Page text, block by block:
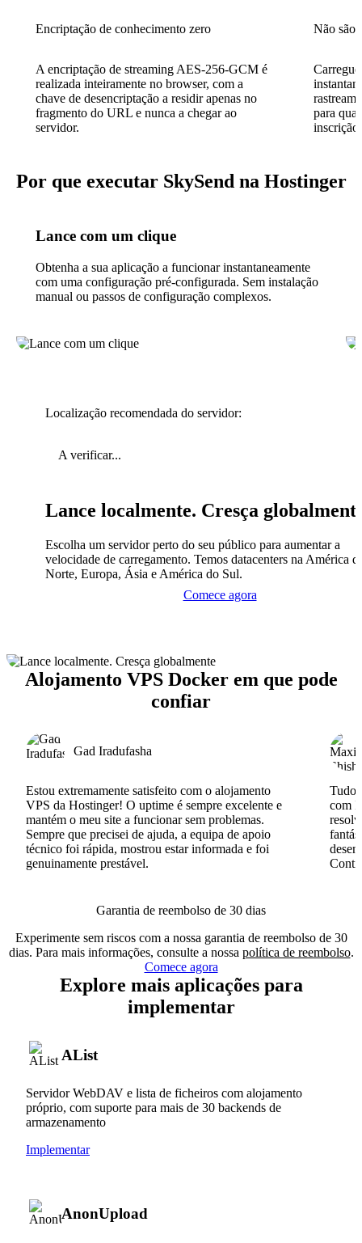
Encriptação de conhecimento zero
A encriptação de streaming AES-256-GCM é
realizada inteiramente no browser, com a
chave de desencriptação a residir apenas no
fragmento do URL e nunca a chegar ao
servidor.
Não são
para
inscrição.
Por que executar SkySend na Hostinger
Lance com um clique
Obtenha a sua aplicação a funcionar instantaneamente
com uma configuração pré-configurada. Sem instalação
manual ou passos de configuração complexos.
Localização recomendada do servidor:
A verificar...
Lance localmente. Cresça
Escolha um servidor perto do seu público para aumentar a
velocidade de carregamento. Temos datacenters na América
Norte, Europa, Ásia e América do Sul.
Comece agora
Alojamento VPS Docker em que pode
confiar
Gad Iradufasha
Estou extremamente satisfeito com o alojamento
VPS da Hostinger! O uptime é sempre excelente e
mantém o meu site a funcionar sem problemas.
Sempre que precisei de ajuda, a equipa de apoio
técnico foi rápida, mostrou estar informada e foi
genuinamente prestável.
Tudo
com
Garantia de reembolso de 30 dias
Experimente sem riscos com a nossa garantia de reembolso de 30
dias. Para mais informações, consulte a nossa política de reembolso.
Comece agora
Explore mais aplicações para
implementar
AList
Servidor WebDAV e lista de ficheiros com alojamento
próprio, com suporte para mais de 30 backends de
armazenamento
Implementar
AnonUpload